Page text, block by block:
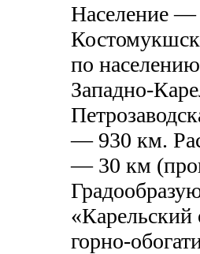
Население —
по
Западно-
— 930 км.
— 30 км
горно-